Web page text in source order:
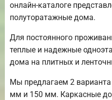
онлайн-каталоге
полуторатажные дома.
Для постоянного
теплые и надежные
дома на плитных и
Мы предлагаем 2
мм и 150 мм. Каркасные